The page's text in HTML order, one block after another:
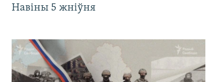
Навіны 5 жніўня